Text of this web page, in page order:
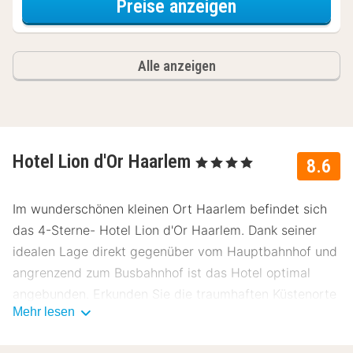
Preise anzeigen
Alle anzeigen
8.6
Hotel Lion d'Or Haarlem , 4 Sterne
Im wunderschönen kleinen Ort Haarlem befindet sich
das 4-Sterne- Hotel Lion d'Or Haarlem. Dank seiner
idealen Lage direkt gegenüber vom Hauptbahnhof und
angrenzend zum Busbahnhof ist das Hotel optimal
angebunden. Erkunden Sie die traumhaften Küstenorte
Bloemendaal und Zandvoort oder fahren Sie ins
Mehr lesen